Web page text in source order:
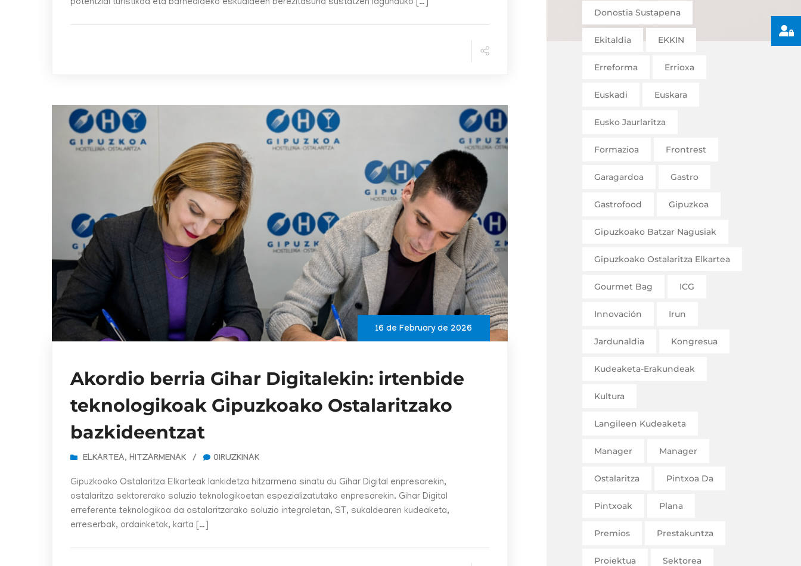
potentzial turistikoa eta barnealdeko eskualdeen berezitasuna sustatzen lagunduko […]
16 de February de 2026
Akordio berria Gihar Digitalekin: irtenbide
teknologikoak Gipuzkoako Ostalaritzako
bazkideentzat
ELKARTEA, HITZARMENAK / 0IRUZKINAK
Gipuzkoako Ostalaritza Elkarteak lankidetza hitzarmena sinatu du Gihar Digital enpresarekin,
ostalaritza sektorerako soluzio teknologikoetan espezializatutako enpresarekin. Gihar Digital
erreferente teknologikoa da ostalaritzarako soluzio integraletan, ST, sukaldearen kudeaketa,
erreserbak, ordainketak, karta […]
Donostia Sustapena
Ekitaldia EKKIN
Erreforma Errioxa
Euskadi Euskara
Eusko Jaurlaritza
Formazioa Frontrest
Garagardoa Gastro
Gastrofood Gipuzkoa
Gipuzkoako Batzar Nagusiak
Gipuzkoako Ostalaritza Elkartea
Gourmet Bag ICG
Innovación Irun
Jardunaldia Kongresua
Kudeaketa-Erakundeak
Kultura
Langileen Kudeaketa
Manager Manager
Ostalaritza Pintxoa Da
Pintxoak Plana
Premios Prestakuntza
Proiektua Sektorea